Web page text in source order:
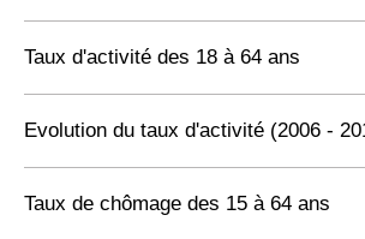
Taux d'activité des 18 à 64 ans
Evolution du taux d'activité (2006 -
Taux de chômage des 15 à 64 ans